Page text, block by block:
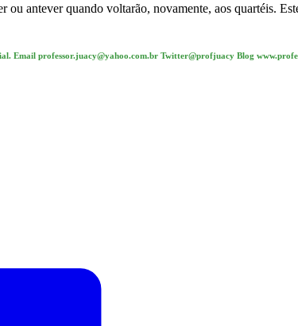
ou antever quando voltarão, novamente, aos quartéis.
Email professor.juacy@yahoo.com.br Twitter@profjuacy Blog